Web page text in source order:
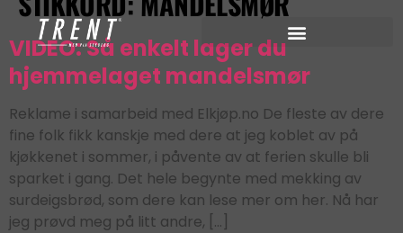
VIDEO: Så enkelt lager du
hjemmelaget mandelsmør
Reklame i samarbeid med Elkjøp.no De fleste av dere
fine folk fikk kanskje med dere at jeg koblet av på
kjøkkenet i sommer, i påvente av at ferien skulle bli
sparket i gang. Det hele begynte med mekking av
surdeigsbrød, som dere kan lese mer om her. Nå har
jeg prøvd meg på litt andre, […]